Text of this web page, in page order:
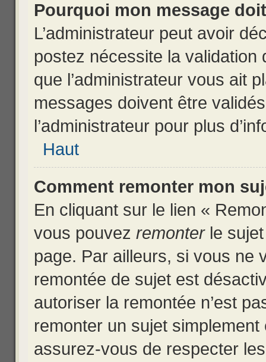
Pourquoi mon message
L’administrateur peut avoir
postez nécessite la
que l’administrateur vous ait
messages doivent être
l’administrateur pour plus
Haut
Comment remonter mon
En cliquant sur le lien «
vous pouvez remonterle sujet
page. Par ailleurs, si vous ne
remontée de sujet est
autoriser la remontée n’est
remonter un sujet
assurez-vous de respecter